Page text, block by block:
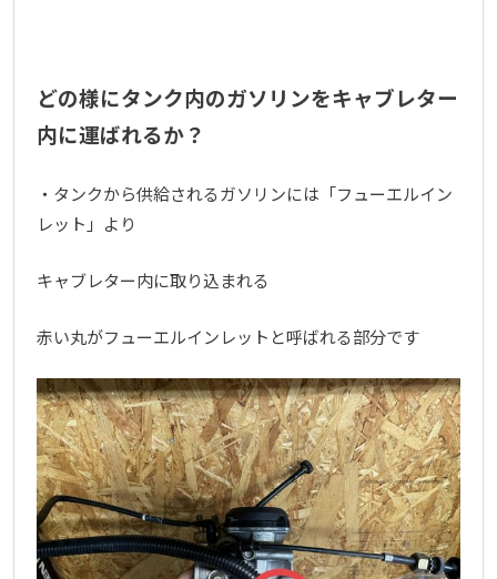
どの様にタンク内のガソリンをキャブレター
内に運ばれるか？
・タンクから供給されるガソリンには「フューエルイン
レット」より
キャブレター内に取り込まれる
赤い丸がフューエルインレットと呼ばれる部分です